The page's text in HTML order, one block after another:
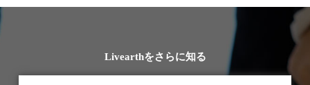
Livearthをさらに知る